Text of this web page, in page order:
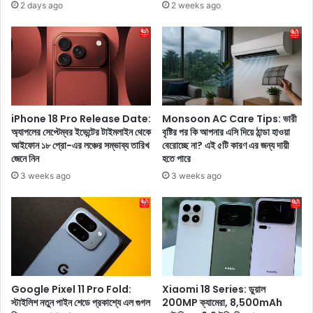
ন
য়
,
পু
গে
ঠা
কু
র
ঘ
তু
লু
ন
ণ
বী
র
র
ব
লি
উ
ড
র্কে
স
রা
2 days ago 2 weeks ago
iPhone 18 Pro Release Date:
অ্যাপলের সেপ্টেম্বর ইভেন্টের টাইমলাইন থেকে
আইফোন ১৮ প্রো-এর লঞ্চের সম্ভাব্য তারিখ
জেনে নিন
3 weeks ago
Monsoon AC Care Tips: ভারী
বৃষ্টির পর কি আপনার এসি দিয়ে ঠান্ডা হাওয়া
বেরোচ্ছে না? এই ৫টি কারণ এর জন্য দায়ী
হতে পারে
3 weeks ago
Google Pixel 11 Pro Fold:
স্টাইলিশ নতুন পাইন শেডে প্রকাশ্যে এল গুগল
Xiaomi 18 Series: ডুয়াল
200MP ক্যামেরা, 8,500mAh